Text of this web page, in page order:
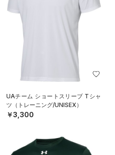
UAチーム ショートスリーブ Tシャ
ツ（トレーニング/UNISEX）
￥3,300